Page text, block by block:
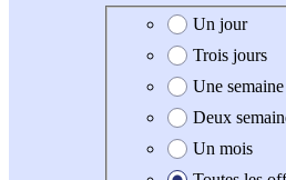
Date de création de
Un jour
Trois jours
Une semaine
Deux
Un mois